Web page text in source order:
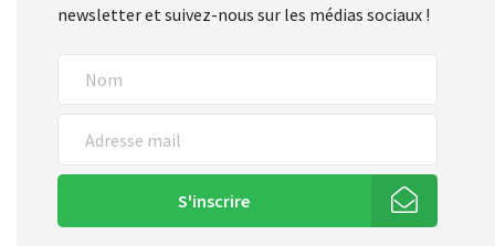
newsletter et suivez-nous sur les médias sociaux !
S'inscrire